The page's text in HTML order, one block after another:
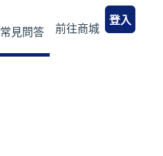
常見問答 前往商城
登入